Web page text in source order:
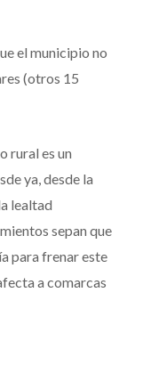
el municipio no
(otros 15
rural es un
ya, desde la
lealtad
sepan que
para frenar este
a comarcas